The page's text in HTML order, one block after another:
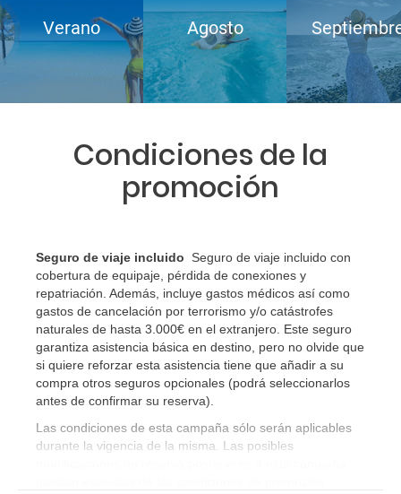
Verano Agosto
Condiciones de la
promoción
Seguro de viaje incluido
Seguro de viaje incluido con
cobertura de equipaje, pérdida de conexiones y
repatriación. Además, incluye gastos médicos así como
gastos de cancelación por terrorismo y/o catástrofes
naturales de hasta 3.000€ en el extranjero. Este seguro
garantiza asistencia básica en destino, pero no olvide que
si quiere reforzar esta asistencia tiene que añadir a su
compra otros seguros opcionales (podrá seleccionarlos
antes de confirmar su reserva)
Las condiciones de esta campaña sólo serán aplicables
durante la vigencia de la misma. Las posibles